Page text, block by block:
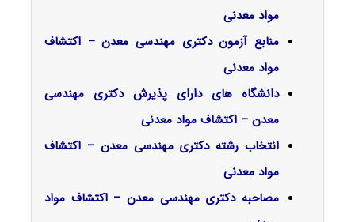
مواد معدنی
منابع آزمون دکتری مهندسی معدن – اکتشاف
مواد معدنی
دانشگاه های دارای پذیرش دکتری مهندسی
معدن – اکتشاف مواد معدنی
انتخاب رشته دکتری مهندسی معدن – اکتشاف
مواد معدنی
مصاحبه دکتری مهندسی معدن – اکتشاف مواد